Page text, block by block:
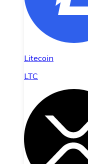
Litecoin
LTC